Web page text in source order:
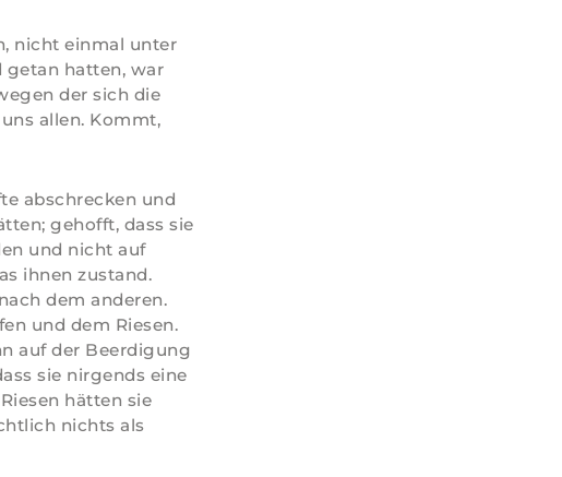
nicht einmal unter
getan hatten, war
der sich die
allen. Kommt,
abschrecken und
gehofft, dass sie
und nicht auf
ihnen zustand.
dem anderen.
und dem Riesen.
auf der Beerdigung
sie nirgends eine
hätten sie
nichts als